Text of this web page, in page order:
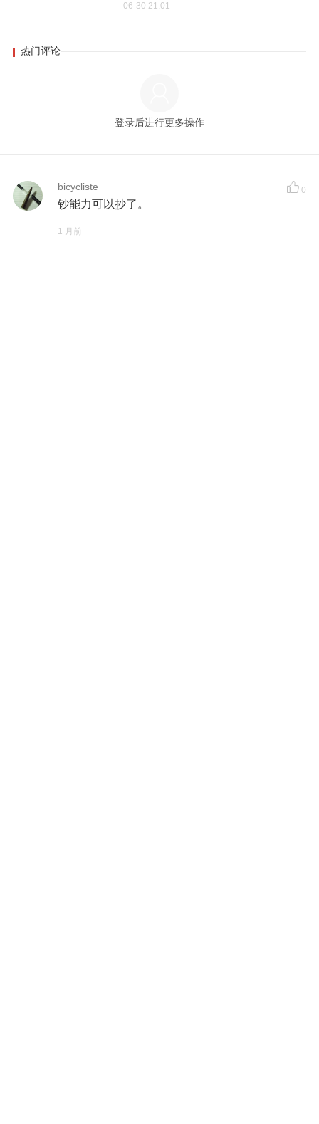
06-30 21:01
热门评论
登录后进行更多操作
bicycliste 0
钞能力可以抄了。
1 月前